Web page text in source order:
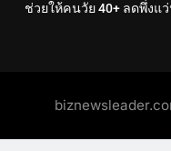
ช่วยให้คนวัย 40+ ลดพึ่งแ